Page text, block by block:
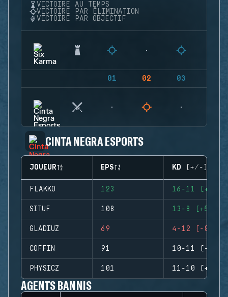
VICTOIRE AU TEMPS
VICTOIRE PAR ÉLIMINATION
VICTOIRE PAR OBJECTIF
01 02 03
CINTA NEGRA ESPORTS
JOUEUR EPS KD (+/-)
FLAKKO 123 16-11 (+5)
SITUF 108 13-8 (+5)
GLADIUZ 69 4-12 (-8)
COFFIN 91 10-11 (-1)
PHYSICZ 101 11-10 (+1)
AGENTS BANNIS